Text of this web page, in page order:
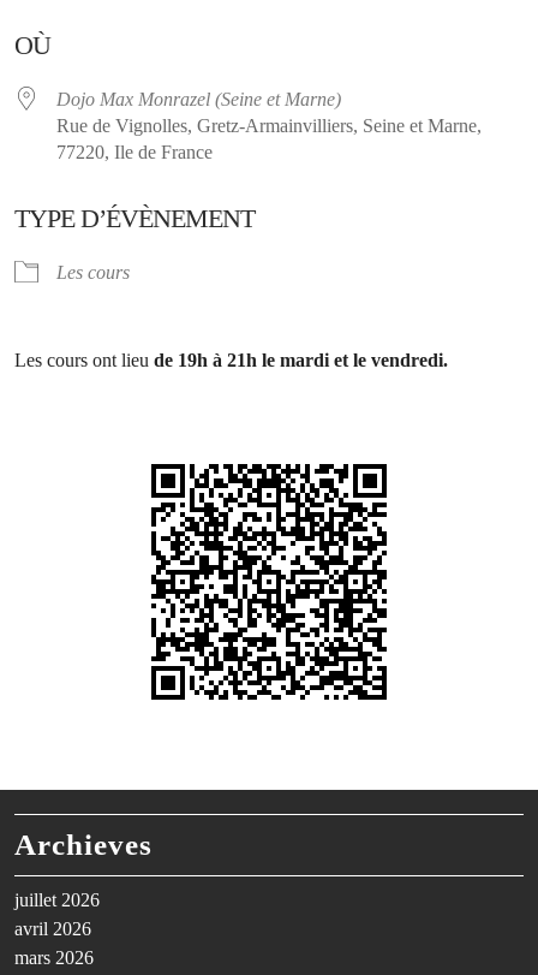
OÙ
Dojo Max Monrazel (Seine et Marne)
Rue de Vignolles, Gretz-Armainvilliers, Seine et Marne,
77220, Ile de France
TYPE D’ÉVÈNEMENT
Les cours
Les cours ont lieu de 19h à 21h le mardi et le vendredi.
Archieves
juillet 2026
avril 2026
mars 2026